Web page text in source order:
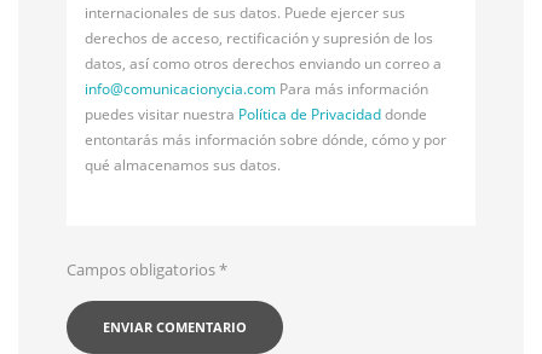
internacionales de sus datos. Puede ejercer sus
derechos de acceso, rectificación y supresión de los
datos, así como otros derechos enviando un correo a
info@comunicacionycia.com Para más información
puedes visitar nuestra Política de Privacidaddonde
entontarás más información sobre dónde, cómo y por
qué almacenamos sus datos.
Campos obligatorios*